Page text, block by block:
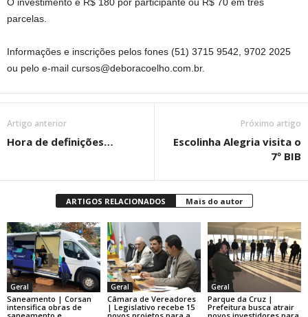
parcelas.
Informações e inscrições pelos fones (51) 3715 9542, 9702 2025
ou pelo e-mail cursos@deboracoelho.com.br.
Artigo anterior
Hora de definições…
Próximo artigo
Escolinha Alegria visita o
7º BIB
ARTIGOS RELACIONADOS Mais do autor
Geral
Saneamento | Corsan
intensifica obras de
Geral
Câmara de Vereadores
| Legislativo recebe 15
Geral
Parque da Cruz |
Prefeitura busca atrair